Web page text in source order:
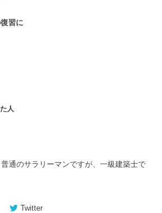
習に
人
通のサラリーマンですが、一級建築士で
Twitter